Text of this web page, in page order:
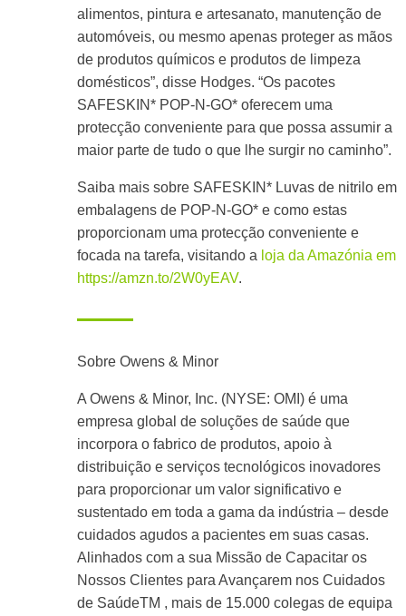
alimentos, pintura e artesanato, manutenção de
automóveis, ou mesmo apenas proteger as mãos
de produtos químicos e produtos de limpeza
domésticos”, disse Hodges. “Os pacotes
SAFESKIN* POP-N-GO* oferecem uma
protecção conveniente para que possa assumir a
maior parte de tudo o que lhe surgir no caminho”.
Saiba mais sobre SAFESKIN* Luvas de nitrilo em
embalagens de POP-N-GO* e como estas
proporcionam uma protecção conveniente e
focada na tarefa, visitando a loja da Amazónia em
https://amzn.to/2W0yEAV.
Sobre Owens & Minor
A Owens & Minor, Inc. (NYSE: OMI) é uma
empresa global de soluções de saúde que
incorpora o fabrico de produtos, apoio à
distribuição e serviços tecnológicos inovadores
para proporcionar um valor significativo e
sustentado em toda a gama da indústria – desde
cuidados agudos a pacientes em suas casas.
Alinhados com a sua Missão de Capacitar os
Nossos Clientes para Avançarem nos Cuidados
de SaúdeTM , mais de 15.000 colegas de equipa